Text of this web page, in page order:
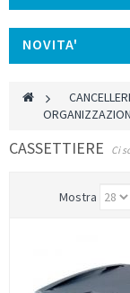
NOVITA'
>
CASSETTIERE Ci
Mostra